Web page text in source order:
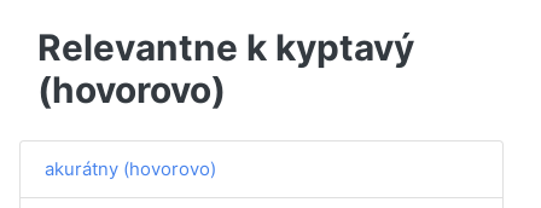
Relevantne k kyptavý
(hovorovo)
akurátny (hovorovo)